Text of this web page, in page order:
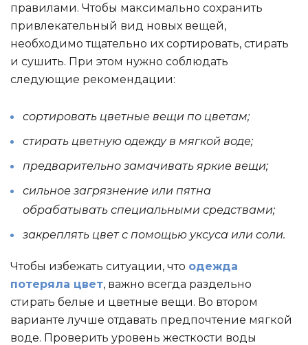
правилами. Чтобы максимально сохранить
привлекательный вид новых вещей,
необходимо тщательно их сортировать, стирать
и сушить. При этом нужно соблюдать
следующие рекомендации:
сортировать цветные вещи по цветам;
стирать цветную одежду в мягкой воде;
предварительно замачивать яркие вещи;
сильное загрязнение или пятна
обрабатывать специальными средствами;
закреплять цвет с помощью уксуса или соли.
Чтобы избежать ситуации, что одежда
потеряла цвет, важно всегда раздельно
стирать белые и цветные вещи. Во втором
варианте лучше отдавать предпочтение мягкой
воде. Проверить уровень жесткости воды